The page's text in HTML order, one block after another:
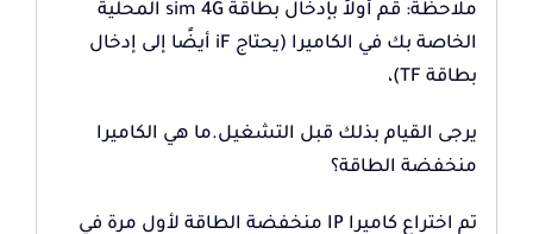
ملاحظة: قم أولاً بإدخال بطاقة sim 4G المحلية
الخاصة بك في الكاميرا (يحتاج iF أيضًا إلى إدخال
بطاقة TF)،
يرجى القيام بذلك قبل التشغيل.ما هي الكاميرا
منخفضة الطاقة؟
تم اختراع كاميرا IP منخفضة الطاقة لأول مرة في